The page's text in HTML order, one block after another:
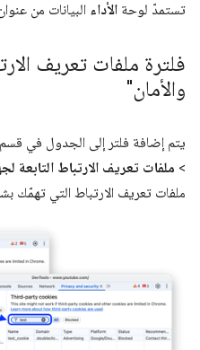
تستمدّ لوحة الأداء البيانات من
فلترة ملفات تعريف
والأمان"
يتم إضافة فلتر إلى الجدول في قسم
> ملفات تعريف الارتباط التابعة
ملفات تعريف الارتباط التي تهمّك